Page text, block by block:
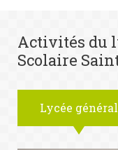
Activités du
Scolaire
Lycée général